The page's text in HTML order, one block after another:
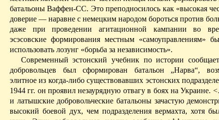
батальоныВаффен-СС. Это преподносилось как «высокая
доверие — наравне с немецким народом бороться против
даже при проведении агитационной кампании во
эсэсовские формирования местным «самоуправлениям»
использовать лозунг «борьба за независимость».
Современный эстонский учебник по истории
добровольцев был сформирован батальон „Нарва“,
элитное из когда-либо существовавших эстонских
1944 гг. он проявил незаурядную отвагу в боях на Украине.
и латышские добровольче­ские батальоны зачастую
высокий боевой дух, чем подразделения вермахта, хотя